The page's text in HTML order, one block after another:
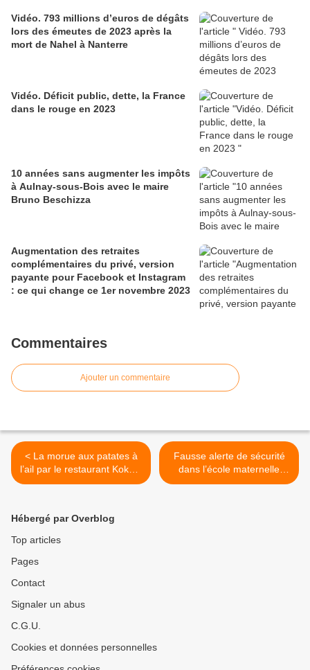
Vidéo. 793 millions d’euros de dégâts
lors des émeutes de 2023 après la
mort de Nahel à Nanterre
Vidéo. Déficit public, dette, la France
dans le rouge en 2023
10 années sans augmenter les impôts
à Aulnay-sous-Bois avec le maire
Bruno Beschizza
Augmentation des retraites
complémentaires du privé, version
payante pour Facebook et Instagram
: ce qui change ce 1er novembre 2023
Commentaires
Ajouter un commentaire
< La morue aux patates à
l’ail par le restaurant Kokajo
Grill à Aulnay-sous-Bois
Fausse alerte de sécurité
dans l’école maternelle
République à Aulnay-sous-
Hébergé par Overblog
Top articles
Pages
Contact
Signaler un abus
C.G.U.
Cookies et données personnelles